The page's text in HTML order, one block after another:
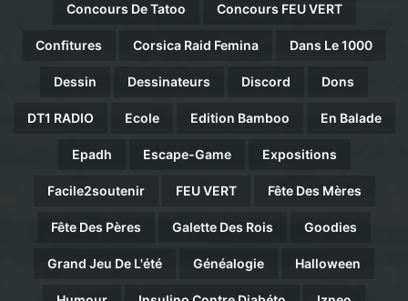
Concours De Tatoo Concours FEU VERT
Confitures Corsica Raid Femina Dans Le 1000
Dessin Dessinateurs Discord Dons
DT1 RADIO Ecole Edition Bamboo En Balade
Epadh Escape-Game Expositions
Facile2soutenir FEU VERT Fête Des Mères
Fête Des Pères Galette Des Rois Goodies
Grand Jeu De L'été Généalogie Halloween